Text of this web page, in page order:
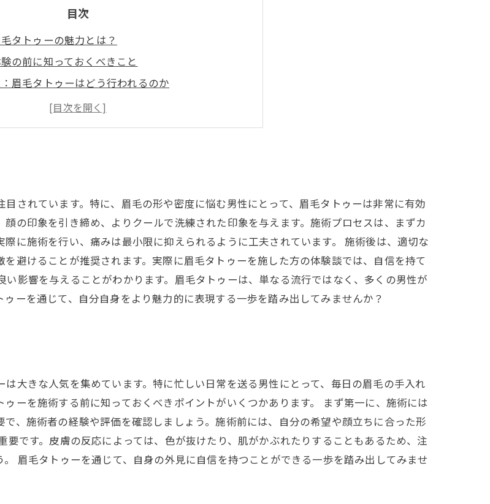
目次
タトゥーの魅力とは？
の前に知っておくべきこと
眉毛タトゥーはどう行われるのか
者の体験談：リアルな声を聴こう
要性：眉毛タトゥーを長持ちさせる秘訣
みよう！眉毛タトゥーがもたらす新たな自己表現
されています。特に、眉毛の形や密度に悩む男性にとって、眉毛タトゥーは非常に有効
の印象を引き締め、よりクールで洗練された印象を与えます。施術プロセスは、まずカ
に施術を行い、痛みは最小限に抑えられるように工夫されています。 施術後は、適切な
避けることが推奨されます。実際に眉毛タトゥーを施した方の体験談では、自信を持て
影響を与えることがわかります。眉毛タトゥーは、単なる流行ではなく、多くの男性が
ーを通じて、自分自身をより魅力的に表現する一歩を踏み出してみませんか？
大きな人気を集めています。特に忙しい日常を送る男性にとって、毎日の眉毛の手入れ
ーを施術する前に知っておくべきポイントがいくつかあります。 まず第一に、施術には
、施術者の経験や評価を確認しましょう。施術前には、自分の希望や顔立ちに合った形
です。皮膚の反応によっては、色が抜けたり、肌がかぶれたりすることもあるため、注
眉毛タトゥーを通じて、自身の外見に自信を持つことができる一歩を踏み出してみませ